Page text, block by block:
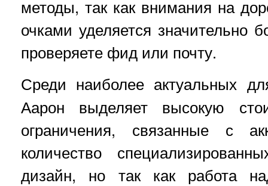
методы, так как внимания на
очками уделяется значительно
проверяете фид или почту.
Среди наиболее актуальных
Аарон выделяет высокую
ограничения, связанные с
количество
дизайн, но так как работа